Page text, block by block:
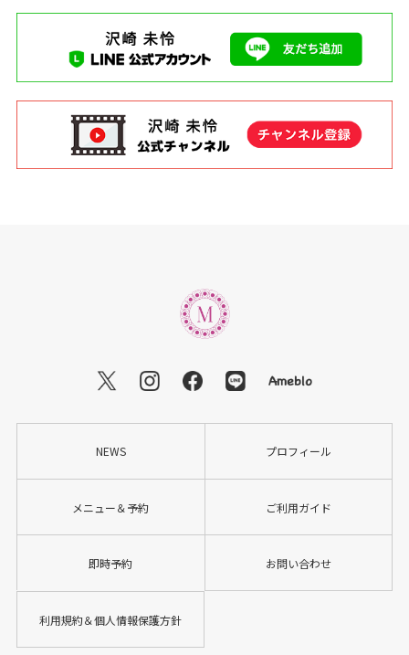
NEWS プロフィール
メニュー＆予約 ご利用ガイド
即時予約 お問い合わせ
利用規約＆個人情報保護方針